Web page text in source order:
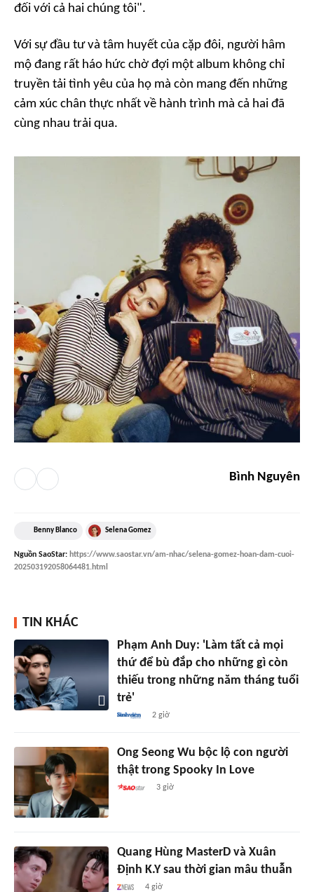
đối với cả hai chúng tôi".
Với sự đầu tư và tâm huyết của cặp đôi, người hâm
mộ đang rất háo hức chờ đợi một album không chỉ
truyền tải tình yêu của họ mà còn mang đến những
cảm xúc chân thực nhất về hành trình mà cả hai đã
cùng nhau trải qua.
Bình Nguyên
Benny Blanco Selena Gomez
Nguồn SaoStar: https://www.saostar.vn/am-nhac/selena-gomez-hoan-dam-cuoi-
202503192058064481.html
TIN KHÁC
Phạm Anh Duy: 'Làm tất cả mọi
thứ để bù đắp cho những gì còn
thiếu trong những năm tháng tuổi
trẻ'
2 giờ
Ong Seong Wu bộc lộ con người
thật trong Spooky In Love
3 giờ
Quang Hùng MasterD và Xuân
Định K.Y sau thời gian mâu thuẫn
4 giờ